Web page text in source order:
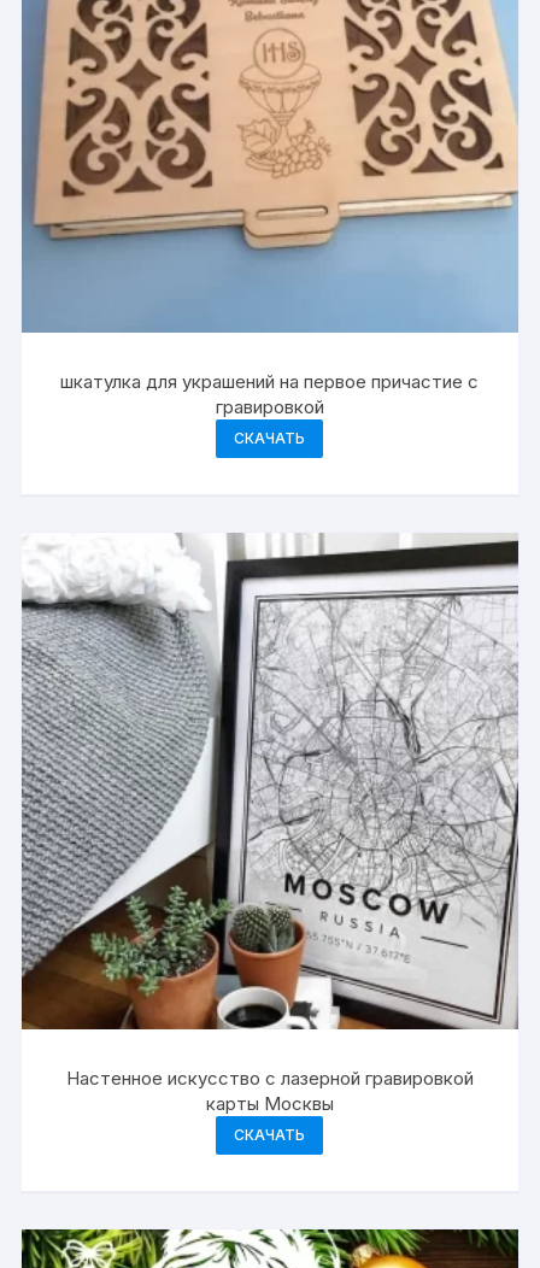
шкатулка для украшений на первое причастие с
гравировкой
СКАЧАТЬ
Настенное искусство с лазерной гравировкой
карты Москвы
СКАЧАТЬ